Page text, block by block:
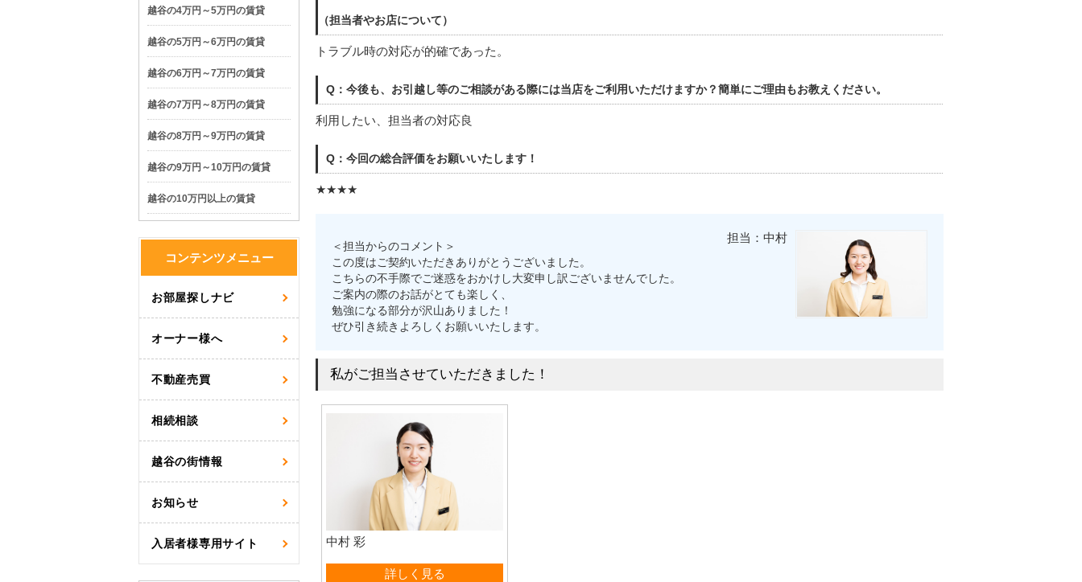
（担当者やお店について）
トラブル時の対応が的確であった。
Q：今後も、お引越し等のご相談がある際には当店をご利用いただけますか？簡単にご理由もお教えください。
利用したい、担当者の対応良
Q：今回の総合評価をお願いいたします！
★★★★
＜担当からのコメント＞
この度はご契約いただきありがとうございました。
こちらの不手際でご迷惑をおかけし大変申し訳ございませんでした。
ご案内の際のお話がとても楽しく、
勉強になる部分が沢山ありました！
ぜひ引き続きよろしくお願いいたします。
担当：中村
私がご担当させていただきました！
中村 彩
売買営業部 事務詳しく見る
越谷の4万円～5万円の賃貸
越谷の5万円～6万円の賃貸
越谷の6万円～7万円の賃貸
越谷の7万円～8万円の賃貸
越谷の8万円～9万円の賃貸
越谷の9万円～10万円の賃貸
越谷の10万円以上の賃貸
コンテンツメニュー
お部屋探しナビ
オーナー様へ
不動産売買
相続相談
越谷の街情報
お知らせ
入居者様専用サイト